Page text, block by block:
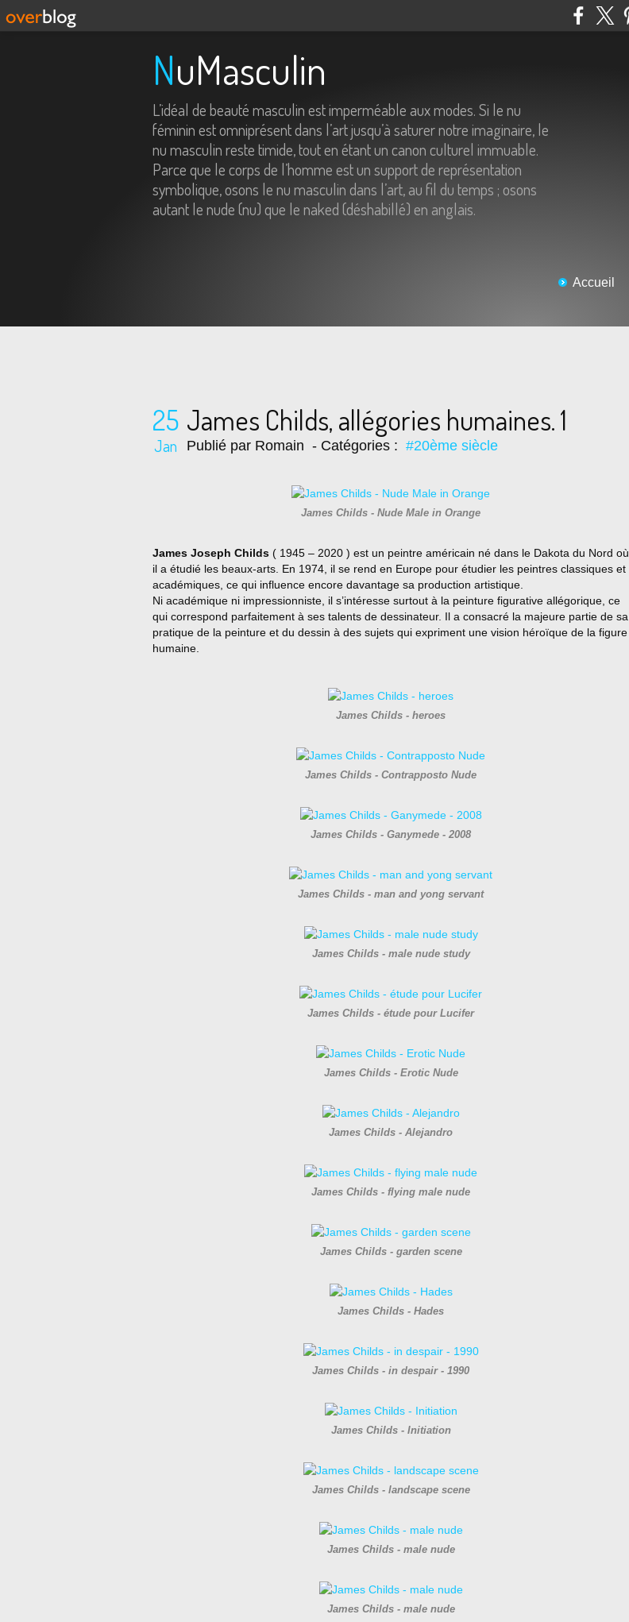
NuMasculin
L’idéal de beauté masculin est imperméable aux modes. Si le nu
féminin est omniprésent dans l’art jusqu’à saturer notre imaginaire, le
nu masculin reste timide, tout en étant un canon culturel immuable.
Parce que le corps de l’homme est un support de représentation
symbolique, osons le nu masculin dans l’art, au fil du temps ; osons
autant le nude (nu) que le naked (déshabillé) en anglais.
Accueil
25
Jan
James Childs, allégories humaines. 1
Publié par Romain - Catégories : #20ème siècle
James Childs - Nude Male in Orange
James Joseph Childs ( 1945 – 2020 ) est un peintre américain né dans le Dakota du Nord où
il a étudié les beaux-arts. En 1974, il se rend en Europe pour étudier les peintres classiques et
académiques, ce qui influence encore davantage sa production artistique.
Ni académique ni impressionniste, il s’intéresse surtout à la peinture figurative allégorique, ce
qui correspond parfaitement à ses talents de dessinateur. Il a consacré la majeure partie de sa
pratique de la peinture et du dessin à des sujets qui expriment une vision héroïque de la figure
humaine.
James Childs - heroes
James Childs - Contrapposto Nude
James Childs - Ganymede - 2008
James Childs - man and yong servant
James Childs - male nude study
James Childs - étude pour Lucifer
James Childs - Erotic Nude
James Childs - Alejandro
James Childs - flying male nude
James Childs - garden scene
James Childs - Hades
James Childs - in despair - 1990
James Childs - Initiation
James Childs - landscape scene
James Childs - male nude
James Childs - male nude